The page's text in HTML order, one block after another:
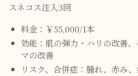
スネコス注入3回
料金：￥55,000/1本
効能：肌の弾力・ハリの改善
マの改善
リスク、合併症：腫れ、赤み